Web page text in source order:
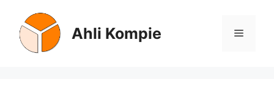
content
Ahli Kompie Menu